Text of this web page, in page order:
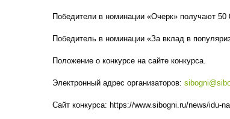
Победители в номинации «Очерк» получают
Победитель в номинации «За вклад в
Положение о конкурсе на сайте конкурса.
Электронный адрес организаторов:
Сайт конкурса: https://www.sibogni.ru/news/idu-